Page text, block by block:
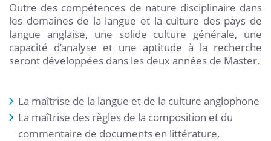
Outre des compétences de nature disciplinaire dans
les domaines de la langue et la culture des pays de
langue anglaise, une solide culture générale, une
capacité d’analyse et une aptitude à la recherche
seront développées dans les deux années de Master.
La maîtrise de la langue et de la culture anglophone
La maîtrise des règles de la composition et du
commentaire de documents en littérature,